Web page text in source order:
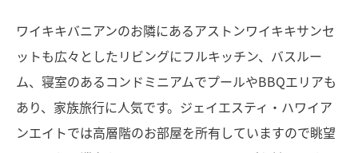
ワイキキバニアンのお隣にあるアストンワイキキサンセ
ットも広々としたリビングにフルキッチン、バスルー
ム、寝室のあるコンドミニアムでプールやBBQエリアも
あり、家族旅行に人気です。ジェイエスティ・ハワイア
ンエイトでは高層階のお部屋を所有していますので眺望